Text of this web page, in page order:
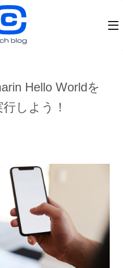
Hello Worldを
しよう！